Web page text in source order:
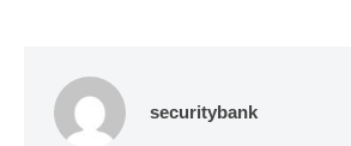
securitybank